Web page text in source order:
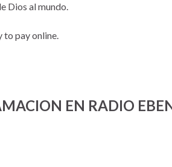
Dios al mundo.
EN RADIO